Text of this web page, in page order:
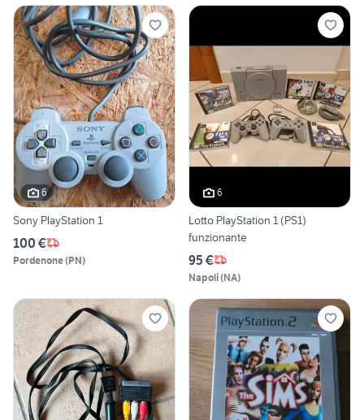
6
Sony PlayStation 1
100 €
Pordenone(PN)
6
Lotto PlayStation 1 (PS1)
funzionante
95 €
Napoli(NA)